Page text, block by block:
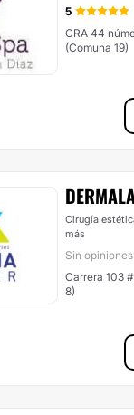
5
CRA 44
(Comuna 19)
Cirugía
más
Sin opiniones
Carrera 103
8)